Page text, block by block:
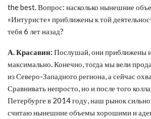
the best. Вопрос: насколько нынешние
«Интуристе» приближены к той
тебя 6 лет назад?
А. Красавин: Послушай, они приближены
максимально. Конечно, тогда мы вели
из Северо-Западного региона, а сейчас
Сравнивать непросто, но и после того
Петербурге в 2014 году, наш рынок
считаю нынешние объемы хорошими и